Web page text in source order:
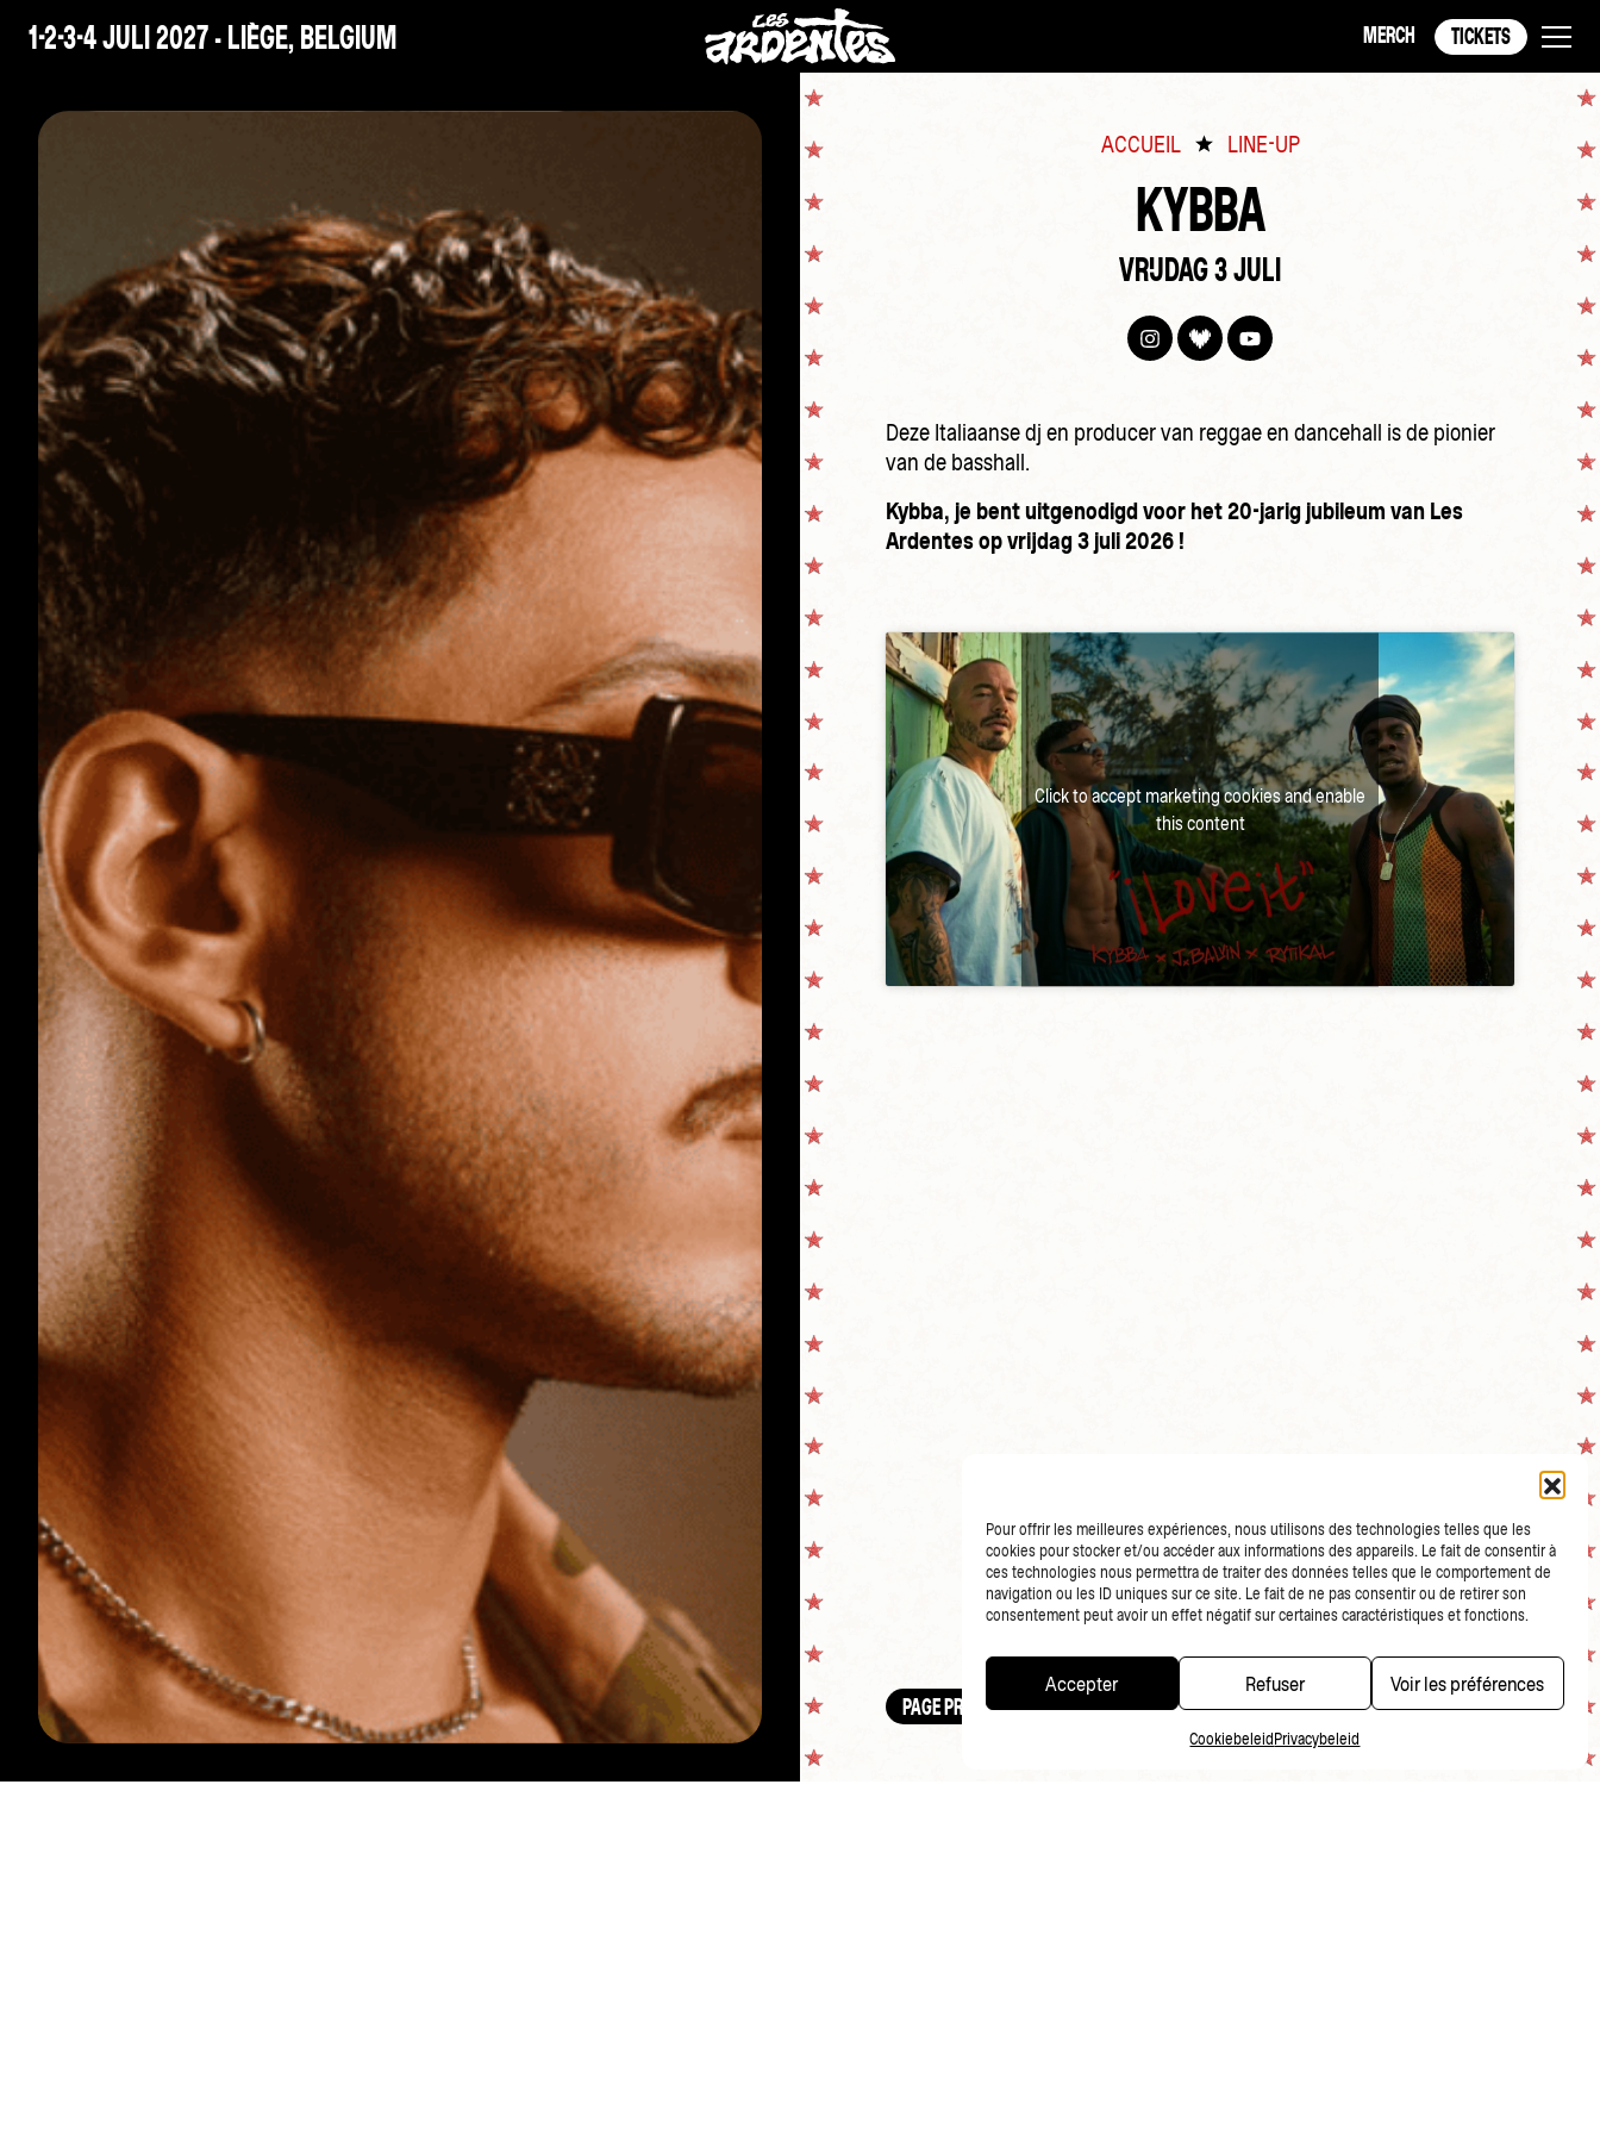
Pour offrir les meilleures expériences, nous utilisons des technologies telles que les
cookies pour stocker et/ou accéder aux informations des appareils. Le fait de consentir à
ces technologies nous permettra de traiter des données telles que le comportement de
navigation ou les ID uniques sur ce site. Le fait de ne pas consentir ou de retirer son
consentement peut avoir un effet négatif sur certaines caractéristiques et fonctions.
Accepter Refuser Voir les préférences
Cookiebeleid Privacybeleid
1-2-3-4 JULI 2027 - LIÈGE, BELGIUM MERCH TICKETS
ACCUEIL LINE-UP
KYBBA
VRIJDAG 3 JULI
Deze Italiaanse dj en producer van reggae en dancehall is de pionier
van de basshall.
Kybba, je bent uitgenodigd voor het 20-jarig jubileum van Les
Ardentes op vrijdag 3 juli 2026 !
Click to accept marketing cookies and enable
this content
PAGE PRÉCÉDENTE